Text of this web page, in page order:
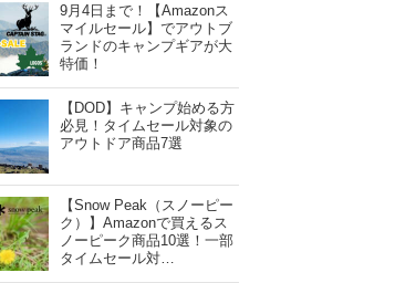
9月4日まで！【Amazonス
マイルセール】でアウトブ
ランドのキャンプギアが大
特価！
【DOD】キャンプ始める方
必見！タイムセール対象の
アウトドア商品7選
【Snow Peak（スノーピー
ク）】Amazonで買えるス
ノーピーク商品10選！一部
タイムセール対…